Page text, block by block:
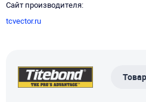
Сайт производителя
tcvector.ru